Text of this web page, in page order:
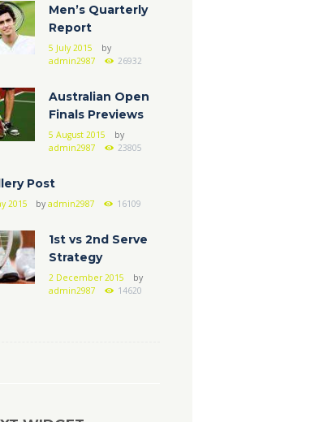
Men’s Quarterly
Report
5 July 2015
by
admin2987
26932
Australian Open
Finals Previews
5 August 2015
by
admin2987
23805
Post
2015 byadmin2987 16109
1st vs 2nd Serve
Strategy
2 December 2015
by
admin2987
14620